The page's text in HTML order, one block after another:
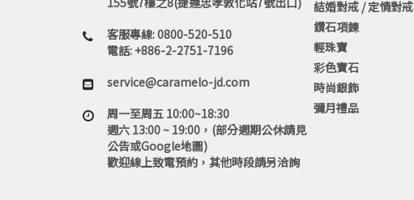
客服專線: 0800-520-510
電話: +886-2-2751-7196
service@caramelo-jd.com
周一至周五 10:00~18:30
週六 13:00 ~ 19:00，(部分週期公休請見
公告或Google地圖)
歡迎線上致電預約，其他時段請另洽詢
結婚對戒 / 定情對戒
鑽石項鍊
輕珠寶
彩色寶石
時尚銀飾
彌月禮品